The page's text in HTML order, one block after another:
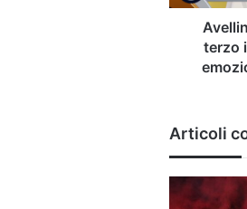
regalare
emozioni
terzo
Articoli